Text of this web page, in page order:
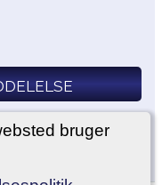
bruger
vores kilder i
så lad os det